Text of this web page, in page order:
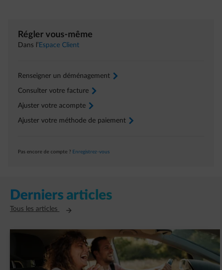
Régler vous-même
Dans l’ Espace Client
Renseigner un déménagement arrow-right
Consulter votre facture arrow-right
Ajuster votre acompte arrow-right
Ajuster votre méthode de paiement arrow-right
Pas encore de compte ? Enregistrez-vous
Derniers articles
Tous les articles Ouvre un nouvel onglet